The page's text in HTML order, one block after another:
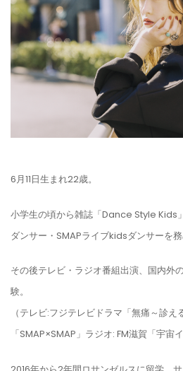
6月11日生まれ22歳。
小学生の頃から雑誌「Dance Style Kids
ダンサー・SMAPライブkidsダンサーを務
その後テレビ・ラジオ番組出演、国内外
験。
（テレビ:フジテレビドラマ「無痛～診
「SMAP×SMAP」ラジオ: FM滋賀「宇宙